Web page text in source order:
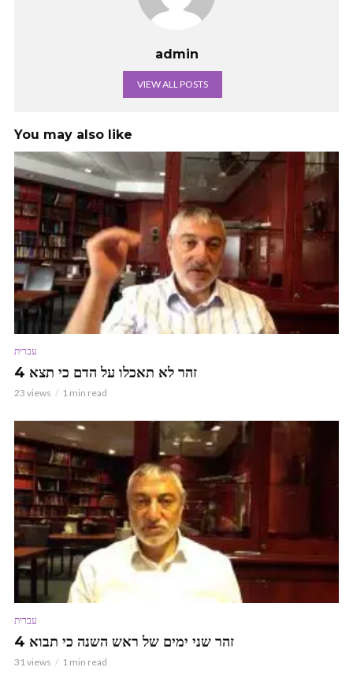
admin
VIEW ALL POSTS
You may also like
עברית
זהר לא תאכלו על הדם כי תצא 4
23 views 1 min read
עברית
זהר שני ימים של ראש השנה כי תבוא 4
31 views 1 min read